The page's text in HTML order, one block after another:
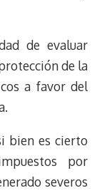
de evaluar
de la
a favor del
bien es cierto
por
severos